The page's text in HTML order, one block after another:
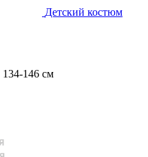
Детский костюм
134-146 см